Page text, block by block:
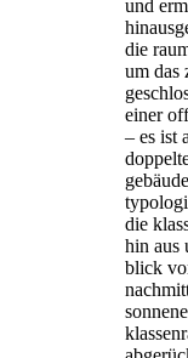
und
die
um das
einer
– es ist
die
hin aus
blick